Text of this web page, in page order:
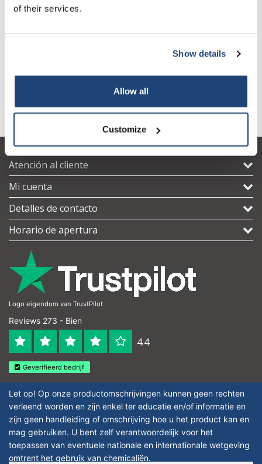
of their services.
Show details
Allow all
Customize
Atención al cliente
Mi cuenta
Detalles de contacto
Horario de apertura
Logo eigendom van TrustPilot
Reviews 273 - Bien
4.4
Geverifieerd bedrijf
Let op! Op onze productomschrijvingen kunnen geen rechten
verleend worden en zijn enkel ter educatie en/of informatie en
zijn geen handleiding of omschrijving hoe u het product kan en
mag gebruiken. U bent zelf verantwoordelijk voor het
toepassen van eventuele nationale en internationale wetgeving
omtrent het gebruik van chemicaliën.
Your discount applies to orders above €50,00